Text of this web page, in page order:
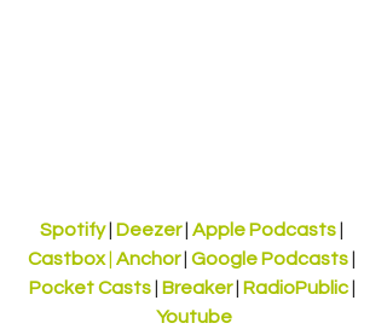
Spotify | Deezer | Apple Podcasts
Castbox Anchor | Google Podcasts
Pocket Casts | Breaker | RadioPublic |
Youtube